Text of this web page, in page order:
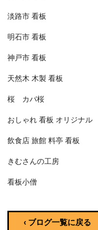
淡路市 看板
明石市 看板
神戸市 看板
天然木 木製 看板
桜 カバ桜
おしゃれ 看板 オリジナル
飲食店 旅館 料亭 看板
きむさんの工房
看板小僧
‹ ブログ一覧に戻る